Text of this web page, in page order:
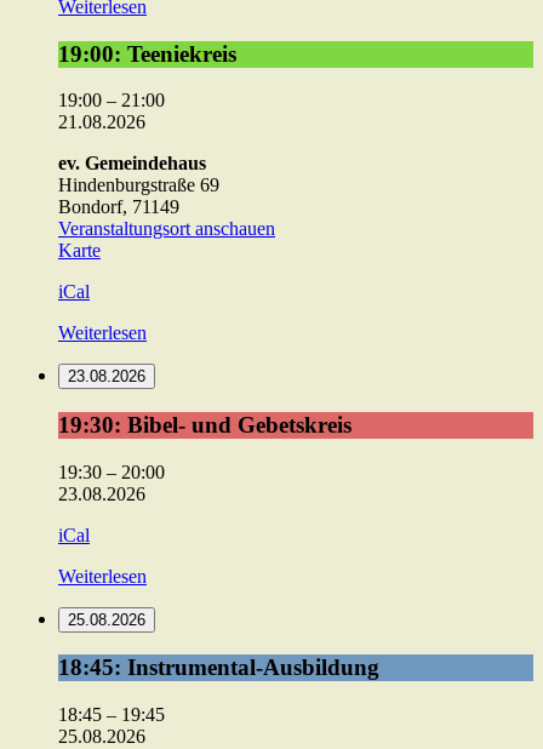
Weiterlesen
19:00:
Teeniekreis
19:00: Teeniekreis
19:00 – 21:00
21.08.2026
ev. Gemeindehaus
Hindenburgstraße 69
Bondorf, 71149
Veranstaltungsort anschauen
Karteev.
iCal
Weiterlesen
23.08.2026
19:30:
Bibel-
und
Gebetskreis
19:30: Bibel- und Gebetskreis
19:30 – 20:00
23.08.2026
iCal
Weiterlesen
25.08.2026
18:45:
Instrumental-
Ausbildung
18:45: Instrumental-Ausbildung
18:45 – 19:45
25.08.2026